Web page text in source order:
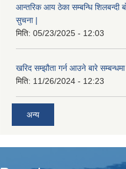
आन्तरिक आय ठेका सम्बन्धि शिलबन्दी
सुचना |
मिति: 05/23/2025 - 12:03
खरिद सम्झौता गर्न आउने बारे
मिति: 11/26/2024 - 12:23
अन्य